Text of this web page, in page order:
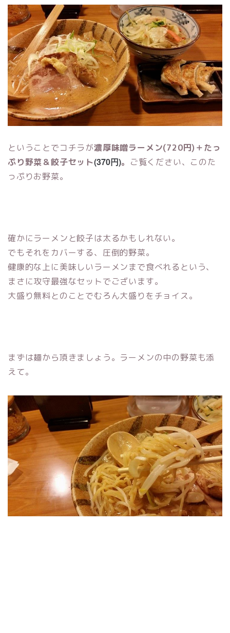
ということでコチラが濃厚味噌ラーメン(720円)＋たっ
ぷり野菜＆餃子セット(370円)。 ご覧ください、このた
っぷりお野菜。
確かにラーメンと餃子は太るかもしれない。
でもそれをカバーする、圧倒的野菜。
健康的な上に美味しいラーメンまで食べれるという、
まさに攻守最強なセットでございます。
大盛り無料とのことでむろん大盛りをチョイス。
まずは麺から頂きましょう。ラーメンの中の野菜も添
えて。